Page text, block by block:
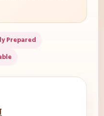
Prepared